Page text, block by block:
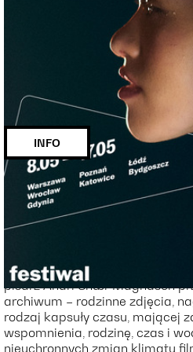
O CZASIE I WODZIE | MDAG 2026
Poznań
Święty Marcin 30
data i
godzina:
10.05.2026, g. 20:15
INFO
Opis wydarzenia:
[PL]
Poetycka opowieść o pamięci,
topnieją, a ukochani
pisarz Andri Snær Magnason
archiwum – rodzinne zdjęcia,
rodzaj kapsuły czasu, mającej
wspomnienia, rodzinę, czas i
nieuchronnych zmian klimatu